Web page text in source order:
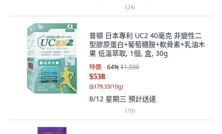
(24)
普頓 日本專利 UC2 40毫克 非變性二
型膠原蛋白+葡萄糖胺+軟骨素+乳油木
果 低溫萃取, 1個, 盒, 30g
特價 64%$1,500
$538
($179.33/10g)
8/12 星期三 預計送達
(70)